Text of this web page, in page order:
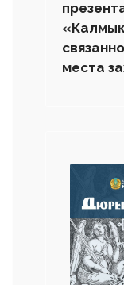
места